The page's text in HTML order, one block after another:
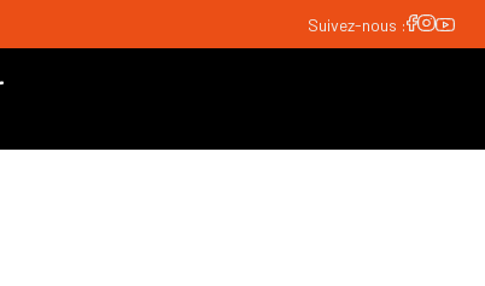
Suivez-nous :